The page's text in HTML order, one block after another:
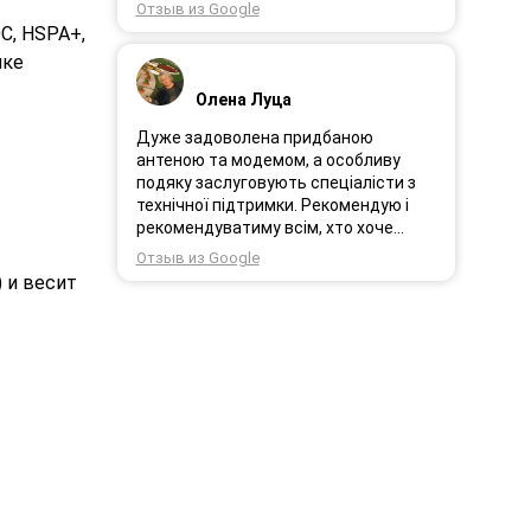
HSPA+,
и весит
Отзыв из Google
Олена Луца
Дуже задоволена придбаною
антеною та модемом, а особливу
подяку заслуговують спеціалісти з
технічної підтримки. Рекомендую і
рекомендуватиму всім, хто хоче
користуватись безпровідним
Отзыв из Google